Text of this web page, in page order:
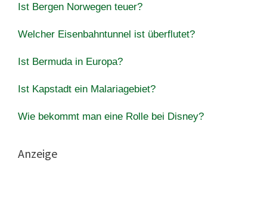
Ist Bergen Norwegen teuer?
Welcher Eisenbahntunnel ist überflutet?
Ist Bermuda in Europa?
Ist Kapstadt ein Malariagebiet?
Wie bekommt man eine Rolle bei Disney?
Anzeige